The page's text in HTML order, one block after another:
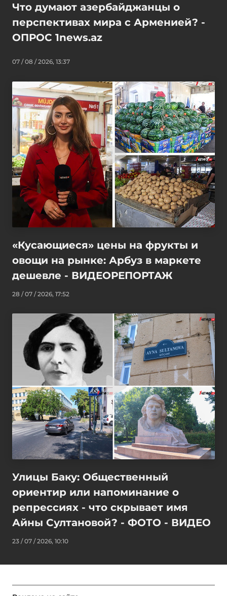
Что думают азербайджанцы о
перспективах мира с Арменией? -
ОПРОС 1news.az
07 / 08 / 2026, 13:37
«Кусающиеся» цены на фрукты и
овощи на рынке: Арбуз в маркете
дешевле - ВИДЕОРЕПОРТАЖ
28 / 07 / 2026, 17:52
Улицы Баку: Общественный
ориентир или напоминание о
репрессиях - что скрывает имя
Айны Султановой? - ФОТО - ВИДЕО
23 / 07 / 2026, 10:10